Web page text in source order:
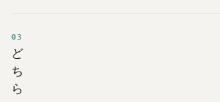
03
ど
ち
ら